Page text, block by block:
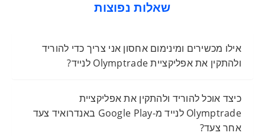
שאלות נפוצות
אילו מכשירים ומינימום אחסון אני צריך כדי להוריד
ולהתקין את אפליקציית Olymptrade לנייד?
כיצד אוכל להוריד ולהתקין את אפליקציית
Olymptrade לנייד מ-Google Play באנדרואיד צעד
אחר צעד?